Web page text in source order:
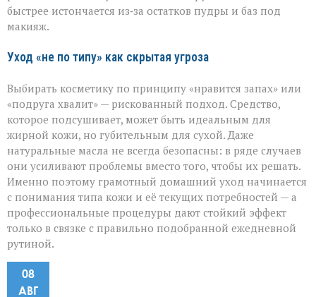
быстрее истончается из‑за остатков пудры и баз под
макияж.
Уход «не по типу» как скрытая угроза
Выбирать косметику по принципу «нравится запах» или
«подруга хвалит» — рискованный подход. Средство,
которое подсушивает, может быть идеальным для
жирной кожи, но губительным для сухой. Даже
натуральные масла не всегда безопасны: в ряде случаев
они усиливают проблемы вместо того, чтобы их решать.
Именно поэтому грамотный домашний уход начинается
с понимания типа кожи и её текущих потребностей — а
профессиональные процедуры дают стойкий эффект
только в связке с правильно подобранной ежедневной
рутиной.
08
АВГ